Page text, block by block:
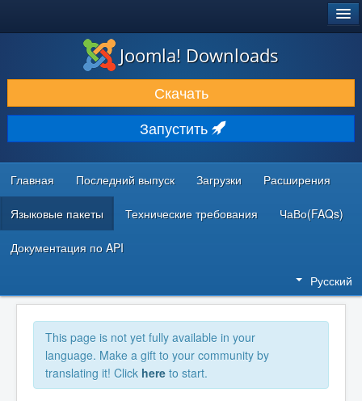
ЗАГРУЗКИ И РАСШИРЕНИЯ
ДОКУМЕНТАЦИЯ И ОБУЧЕНИЕ
СООБЩЕСТВО И ПОДДЕРЖКА
РЕСУРСЫ ДЛЯ РАЗРАБОТЧИКОВ
Joomla! Downloads
Скачать
Запустить
Главная Последний выпуск Загрузки Расширения
Языковые пакеты Технические требования ЧаВо(FAQs)
Документация по API
Русский
This page is not yet fully available in your
language. Make a gift to your community by
translating it! Click here to start.